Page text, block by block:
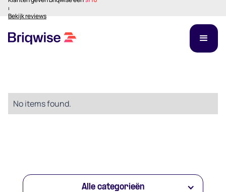
⏐
Bekijk reviews
No items found.
Alle categorieën